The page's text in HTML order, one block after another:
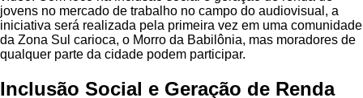
jovens no mercado de trabalho no campo do audiovisual, a
iniciativa será realizada pela primeira vez em uma comunidade
da Zona Sul carioca, o Morro da Babilônia, mas moradores de
qualquer parte da cidade podem participar.
Inclusão Social e Geração de Renda